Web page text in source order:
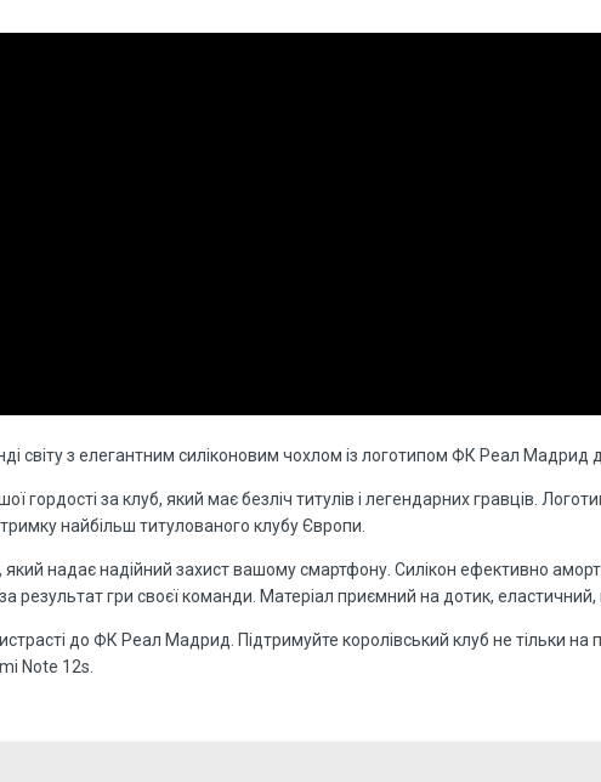
світу з елегантним силіконовим чохлом із логотипом ФК Реал
гордості за клуб, який має безліч титулів і легендарних гравців.
найбільш титулованого клубу Європи.
який надає надійний захист вашому смартфону. Силікон ефективно
результат гри своєї команди. Матеріал приємний на дотик,
до ФК Реал Мадрид. Підтримуйте королівський клуб не тільки на
Note 12s.